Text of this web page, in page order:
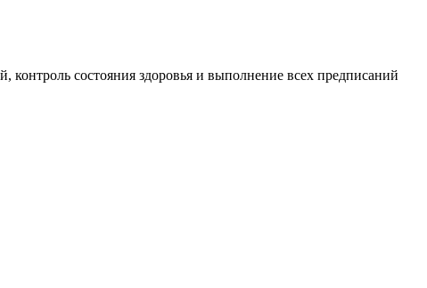
состояния здоровья и выполнение всех предписаний